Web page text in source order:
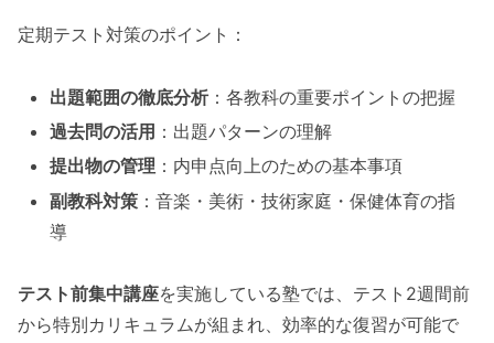
定期テスト対策のポイント：
出題範囲の徹底分析：各教科の重要ポイントの把握
過去問の活用 ：出題パターンの理解
提出物の管理 ：内申点向上のための基本事項
副教科対策 ：音楽・美術・技術家庭・保健体育の指
導
テスト前集中講座を実施している塾では、テスト2週間前
から特別カリキュラムが組まれ、効率的な復習が可能で